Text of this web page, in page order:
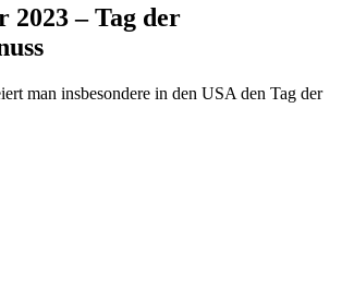
2023 – Tag der
man insbesondere in den USA den Tag der